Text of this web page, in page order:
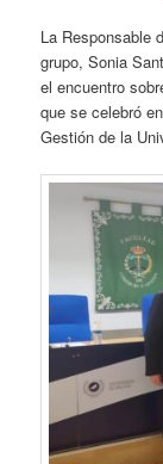
La Responsable
grupo, Sonia
el encuentro
que se celebró
Gestión de la